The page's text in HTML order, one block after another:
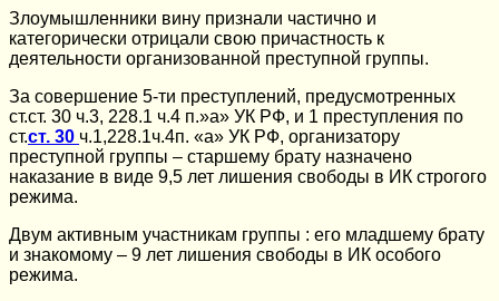
Злоумышленники вину признали частично и
категорически отрицали свою причастность к
деятельности организованной преступной группы.
За совершение 5-ти преступлений, предусмотренных
ст.ст. 30 ч.3, 228.1 ч.4 п.»а» УК РФ, и 1 преступления по
ст.ст. 30 ч.1,228.1ч.4п. «а» УК РФ, организатору
преступной группы – старшему брату назначено
наказание в виде 9,5 лет лишения свободы в ИК строгого
режима.
Двум активным участникам группы : его младшему брату
и знакомому – 9 лет лишения свободы в ИК особого
режима.